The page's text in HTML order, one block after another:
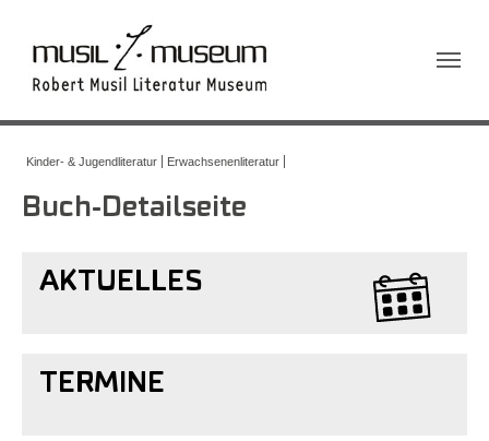
Kinder- & Jugendliteratur Erwachsenenliteratur
Buch-Detailseite
AKTUELLES
TERMINE